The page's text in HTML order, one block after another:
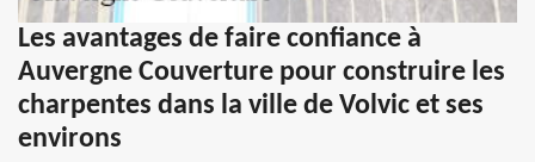
Les avantages de faire confiance à
Auvergne Couverture pour construire les
charpentes dans la ville de Volvic et ses
environs